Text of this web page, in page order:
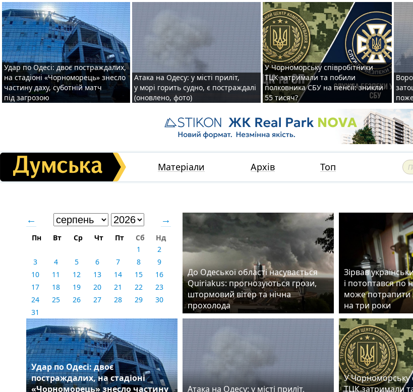
Удар по Одесі: двоє постраждалих,
на стадіоні «Чорноморець» знесло
частину даху, суботній матч
під загрозою
Атака на Одесу: у місті приліт,
у морі горить судно, є постраждалі
(оновлено, фото)
У Чорноморську співробітники
ТЦК затримали та побили
полковника СБУ на пенсії: зникли
55 тисяч?
Матеріали Архів Топ
← →
Пн Вт Ср Чт Пт Сб
Нд
1
2
3
4 5 6 7 8
9
10
11 12 13 14 15
16
17
18 19 20 21 22
23
24
25 26 27 28 29
30
31
До Одеської області насувається
Quiriakus: прогнозуються грози,
штормовий вітер та нічна
прохолода
Зірвав
і потоптався по
може потрапити
на три роки
Удар по Одесі: двоє
постраждалих, на стадіоні
«Чорноморець» знесло частину
Атака на Одесу: у місті приліт,
У Чорноморську
ТЦК затримали